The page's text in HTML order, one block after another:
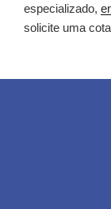
especializado,
solicite uma